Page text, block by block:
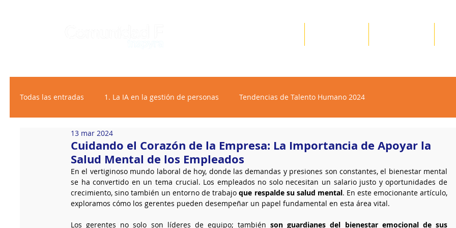
Todas las entradas 1. La IA en la gestión de personas Tendencias de Talento Humano 2024
2. Bienestar personalizado
Cuidando el Corazón de la Empresa: La Importancia de Apoyar la
Salud Mental de los Empleados
13 mar 2024
En el vertiginoso mundo laboral de hoy, donde las demandas y presiones son constantes, el bienestar mental
se ha convertido en un tema crucial. Los empleados no solo necesitan un salario justo y oportunidades de
crecimiento, sino también un entorno de trabajo que respalde su salud mental. En este emocionante artículo,
exploramos cómo los gerentes pueden desempeñar un papel fundamental en esta área vital.
Los gerentes no solo son líderes de equipo; también son guardianes del bienestar emocional de sus